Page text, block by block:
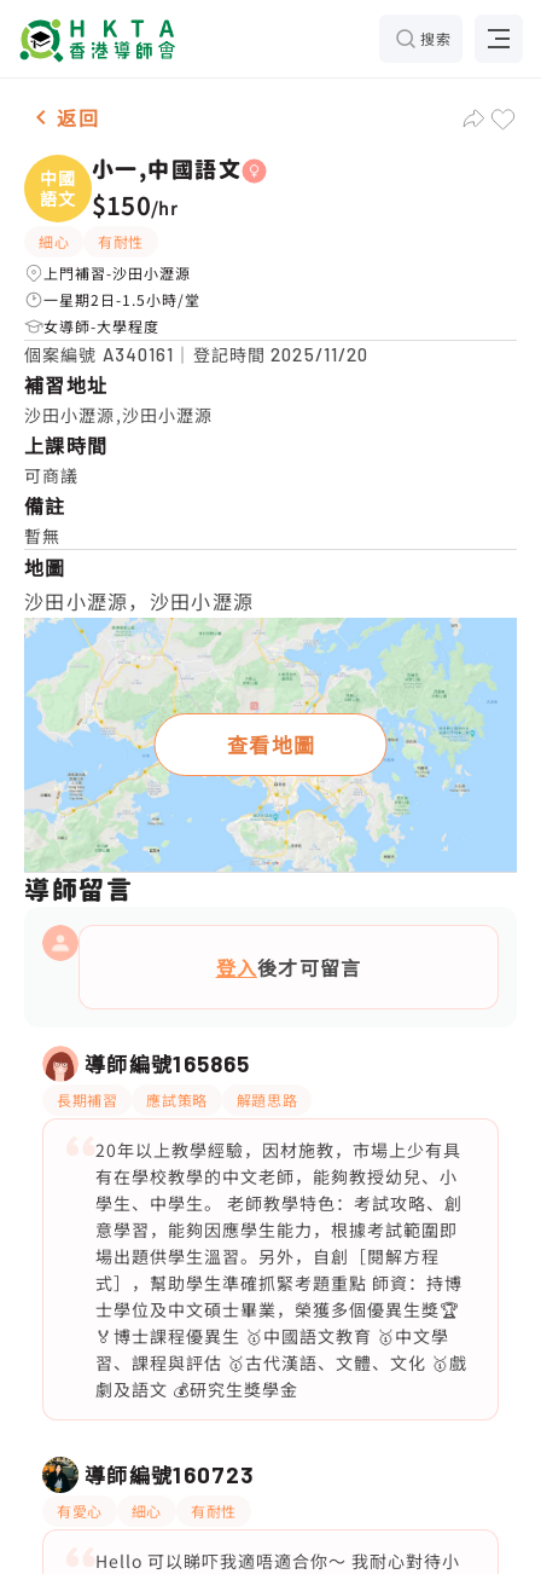
搜索
女-1名 小一,中國語文，沙田小瀝源 補習推介
返回
中國
語文
小一,中國語文
$150/hr
細心
有耐性
上門補習-沙田小瀝源
一星期2日-1.5小時/堂
女導師-大學程度
個案編號 A340161 ｜登記時間2025/11/20
補習地址
沙田小瀝源,沙田小瀝源
上課時間
可商議
備註
暫無
地圖
沙田小瀝源，沙田小瀝源
查看地圖
導師留言
登入後才可留言
導師編號165865
長期補習 應試策略 解題思路
20年以上教學經驗，因材施教，市場上少有具
有在學校教學的中文老師，能夠教授幼兒、小
學生、中學生。 老師教學特色：考試攻略、創
意學習，能夠因應學生能力，根據考試範圍即
場出題供學生溫習。另外，自創［閱解方程
式］，幫助學生準確抓緊考題重點 師資：持博
士學位及中文碩士畢業，榮獲多個優異生獎🏆
🏅博士課程優異生 🥇中國語文教育 🥇中文學
習、課程與評估 🥇古代漢語、文體、文化 🥇戲
劇及語文 💰研究生獎學金
導師編號160723
有愛心 細心 有耐性
Hello 可以睇吓我適唔適合你～ 我耐心對待小